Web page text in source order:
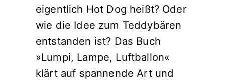
eigentlich Hot Dog heißt? Oder
wie die Idee zum Teddybären
entstanden ist? Das Buch
»Lumpi, Lampe, Luftballon«
klärt auf spannende Art und